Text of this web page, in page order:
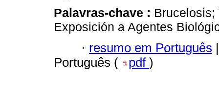
Palavras-chave :
Exposición a Agentes
· resumo em Português |
Português (
pdf )